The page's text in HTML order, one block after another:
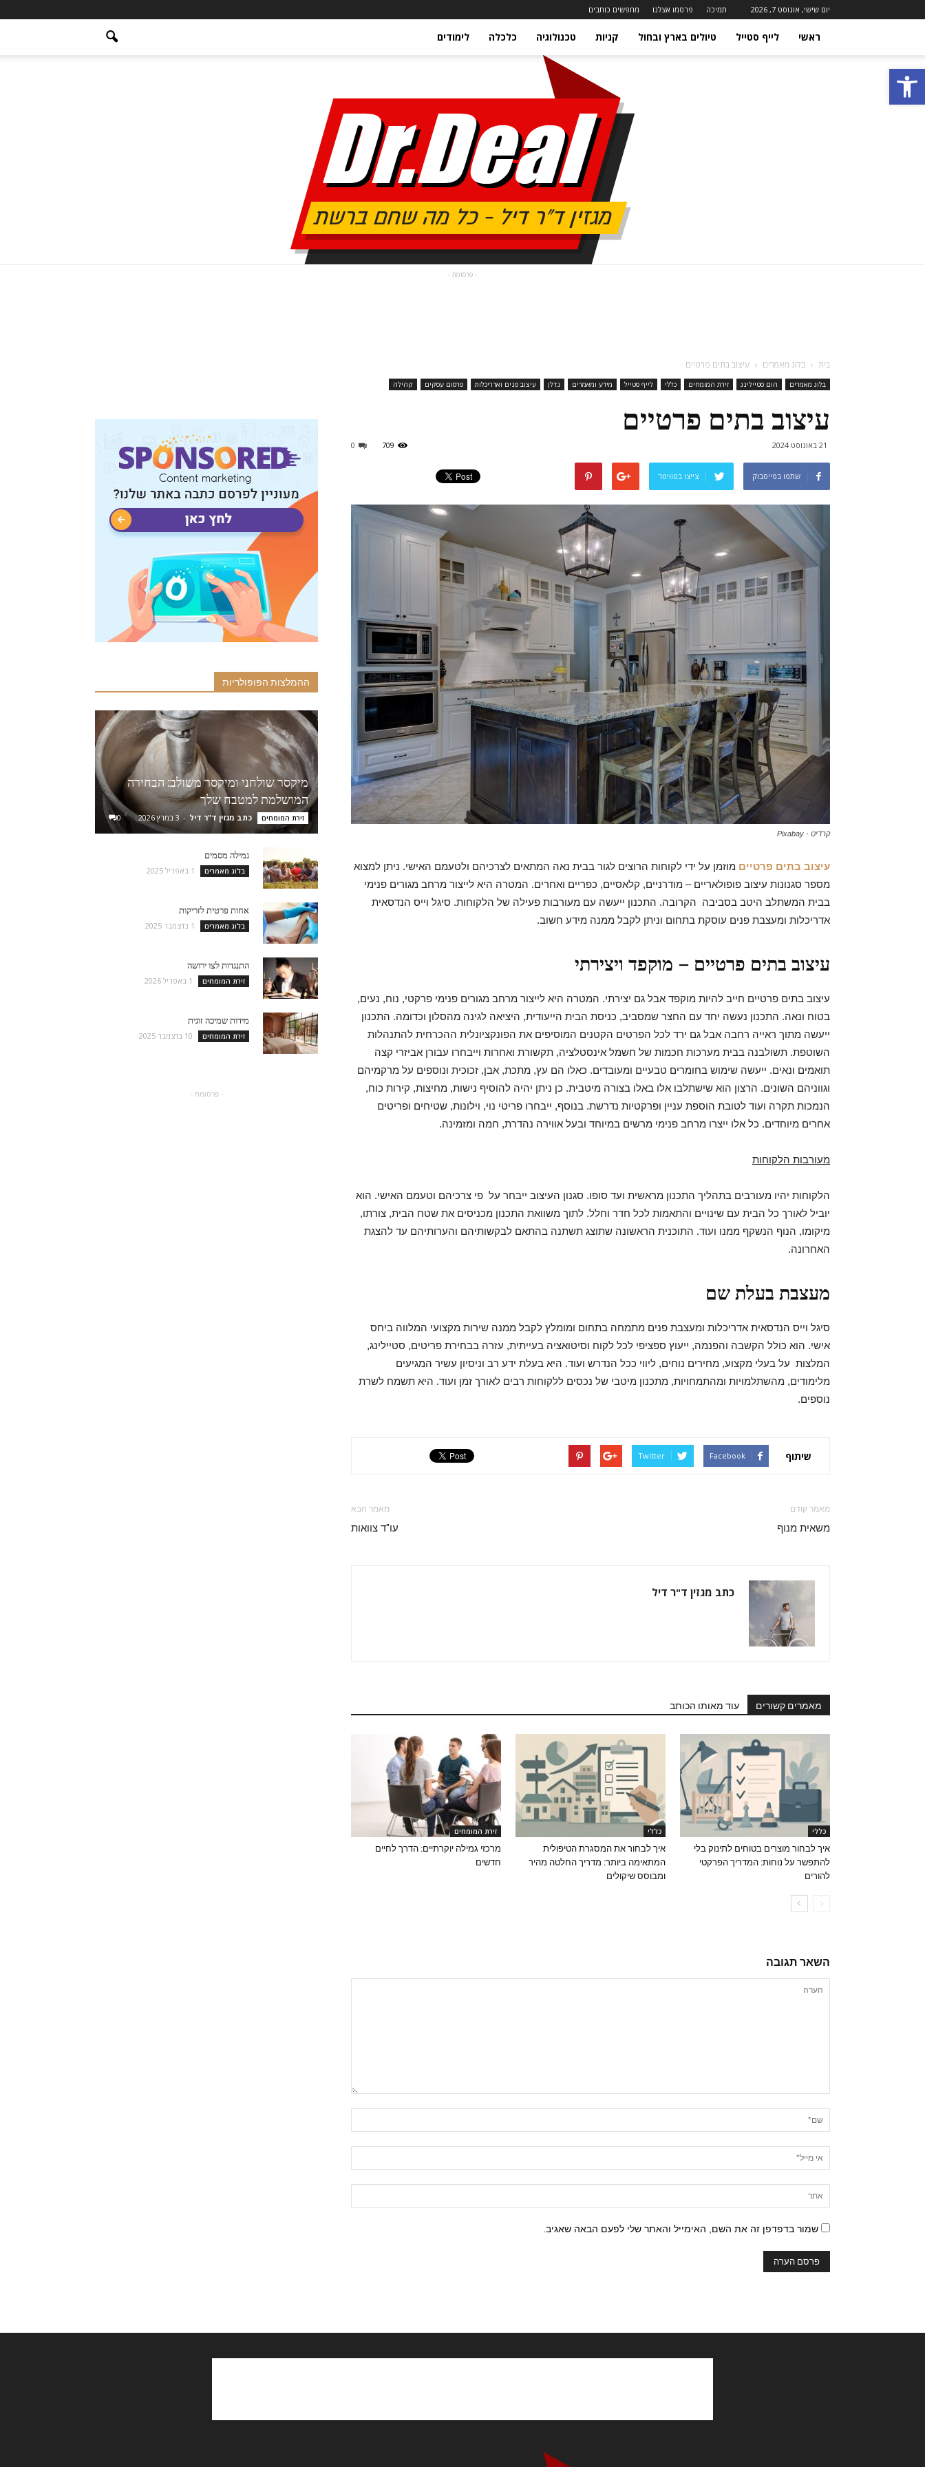
פתח סרגל נגישות
יום שישי, אוגוסט 7, 2026 תמיכה פרסמו אצלנו מחפשים כותבים
ראשי לייף סטייל טיולים בארץ ובחול קניות טכנולוגיה כלכלה לימודים
דיל
- פרסומת -
בית בלוג מאמרים עיצוב בתים פרטיים
בלוג מאמרים הום סטיילינג זירת המומחים כללי לייף סטייל מידע ומאמרים נדלן עיצוב פנים ואדריכלות פרסום עסקים קהילה
עיצוב בתים פרטיים
21 באוגוסט 2024 0 709
שתפו בפייסבוק צייצו בטוויטר
קרדיט - Pixabay
עיצוב בתים פרטיים מוזמן על ידי לקוחות הרוצים לגור בבית נאה המתאים לצרכיהם ולטעמם האישי. ניתן למצוא
מספר סגנונות עיצוב פופולאריים – מודרניים, קלאסיים, כפריים ואחרים. המטרה היא לייצור מרחב מגורים פנימי
בבית המשתלב היטב בסביבה הקרובה. התכנון ייעשה עם מעורבות פעילה של הלקוחות. סיגל וייס הנדסאית
אדריכלות ומעצבת פנים עוסקת בתחום וניתן לקבל ממנה מידע חשוב.
עיצוב בתים פרטיים – מוקפד ויצירתי
עיצוב בתים פרטיים חייב להיות מוקפד אבל גם יצירתי. המטרה היא לייצור מרחב מגורים פנימי פרקטי, נוח, נעים,
בטוח ונאה. התכנון נעשה יחד עם החצר שמסביב, כניסת הבית הייעודית, היציאה לגינה מהסלון וכדומה. התכנון
ייעשה מתוך ראייה רחבה אבל גם ירד לכל הפרטים הקטנים המוסיפים את הפונקציונלית ההכרחית להתנהלות
השוטפת. תשולבנה בבית מערכות חכמות של חשמל אינסטלציה, תקשורת ואחרות וייבחרו עבורן אביזרי קצה
תואמים ונאים. ייעשה שימוש בחומרים טבעיים ומעובדים. כאלו הם עץ, מתכת, אבן, זכוכית ונוספים על מרקמיהם
וגווניהם השונים. הרצון הוא שישתלבו אלו באלו בצורה מיטבית. כן ניתן יהיה להוסיף נישות, מחיצות, קירות כוח,
הנמכות תקרה ועוד לטובת הוספת עניין ופרקטיות נדרשת. בנוסף, ייבחרו פריטי נוי, וילונות, שטיחים ופריטים
אחרים מיוחדים. כל אלו ייצרו מרחב פנימי מרשים במיוחד ובעל אווירה נהדרת, חמה ומזמינה.
מעורבות הלקוחות
הלקוחות יהיו מעורבים בתהליך התכנון מראשית ועד סופו. סגנון העיצוב ייבחר על פי צרכיהם וטעמם האישי. הוא
יוביל לאורך כל הבית עם שינויים והתאמות לכל חדר וחלל. לתוך משוואת התכנון מכניסים את שטח הבית, צורתו,
מיקומו, הנוף הנשקף ממנו ועוד. התוכנית הראשונה שתוצג תשתנה בהתאם לבקשותיהם והערותיהם עד להצגת
האחרונה.
מעצבת בעלת שם
סיגל וייס הנדסאית אדריכלות ומעצבת פנים מתמחה בתחום ומומלץ לקבל ממנה שירות מקצועי המלווה ביחס
אישי. הוא כולל הקשבה והפנמה, ייעוץ ספציפי לכל לקוח וסיטואציה בעייתית, עזרה בבחירת פריטים, סטיילינג,
המלצות על בעלי מקצוע, מחירים נוחים, ליווי ככל הנדרש ועוד. היא בעלת ידע רב וניסיון עשיר המגיעים
מלימודים, מהשתלמויות ומהתמחויות, מתכנון מיטבי של נכסים ללקוחות רבים לאורך זמן ועוד. היא תשמח לשרת
נוספים.
שיתוף Facebook
Twitter
מאמר קודם
משאית מנוף
מאמר הבא
עו"ד צוואות
כתב מגזין ד"ר דיל
מאמרים קשורים עוד מאותו הכותב
כללי
איך לבחור מוצרים בטוחים לתינוק בלי
להתפשר על נוחות: המדריך הפרקטי
להורים
כללי
איך לבחור את המסגרת הטיפולית
המתאימה ביותר: מדריך החלטה מהיר
ומבוסס שיקולים
זירת המומחים
מרכזי גמילה יוקרתיים: הדרך לחיים
חדשים
השאר תגובה
שמור בדפדפן זה את השם, האימייל והאתר שלי לפעם הבאה שאגיב.
ההמלצות הפופולריות
מיקסר שולחני ומיקסר משולב: הבחירה
המושלמת למטבח שלך
זירת המומחים כתב מגזין ד"ר דיל - 3 במרץ 2026 0
גמילה מסמים
בלוג מאמרים 1 באפריל 2025
אחות פרטית לזריקות
בלוג מאמרים 1 בדצמבר 2025
התנגדות לצו ירושה
זירת המומחים 1 באפריל 2026
מידות שמיכה זוגית
זירת המומחים 10 בדצמבר 2025
- פרסומת -